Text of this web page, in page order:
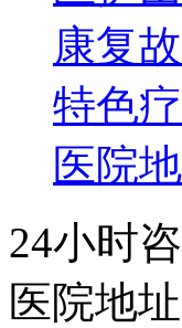
康复
特色
医院
24小时
医院地